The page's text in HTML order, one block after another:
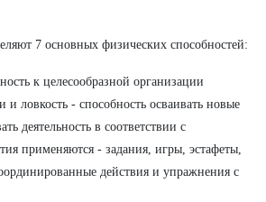
7 основных физических способностей:
к целесообразной организации
и ловкость - способность осваивать новые
деятельность в соответствии с
применяются - задания, игры, эстафеты,
действия и упражнения с